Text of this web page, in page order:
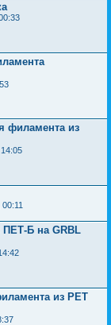
филамента из
Б на GRBL
из PET